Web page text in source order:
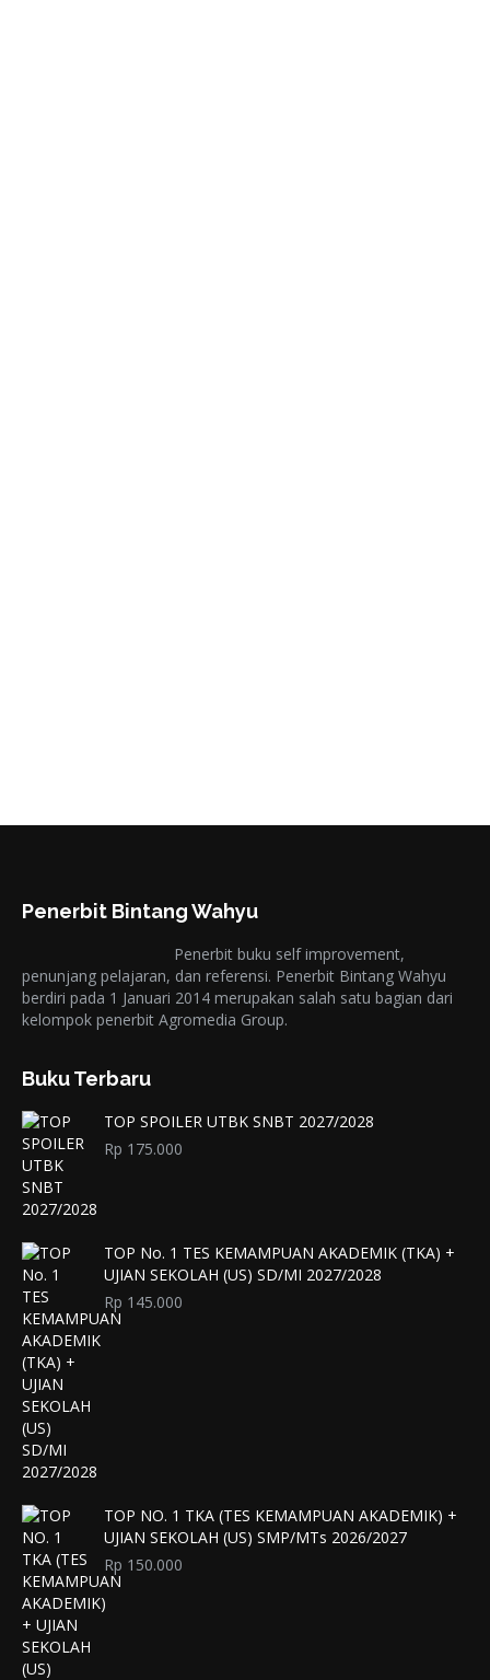
Penerbit Bintang Wahyu
Penerbit buku self improvement,
penunjang pelajaran, dan referensi. Penerbit Bintang Wahyu
berdiri pada 1 Januari 2014 merupakan salah satu bagian dari
kelompok penerbit Agromedia Group.
Buku Terbaru
TOP SPOILER UTBK SNBT 2027/2028
Rp 175.000
TOP No. 1 TES KEMAMPUAN AKADEMIK (TKA) +
UJIAN SEKOLAH (US) SD/MI 2027/2028
Rp 145.000
TOP NO. 1 TKA (TES KEMAMPUAN AKADEMIK) +
UJIAN SEKOLAH (US) SMP/MTs 2026/2027
Rp 150.000